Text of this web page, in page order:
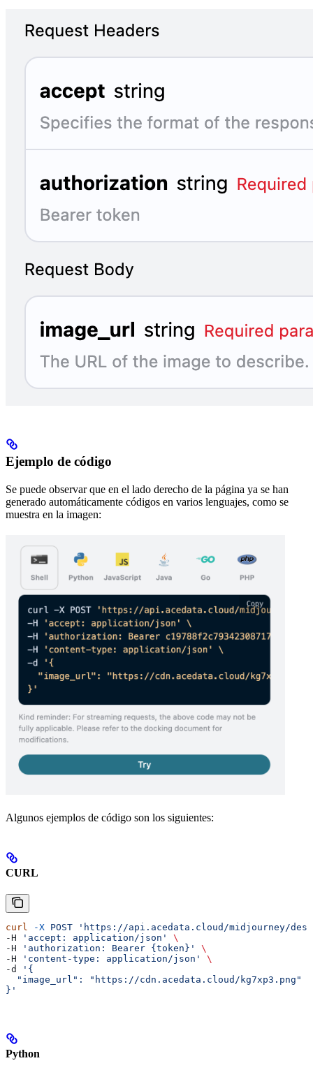
Ejemplo de código
Se puede observar que en el lado derecho de la página ya se han
generado automáticamente códigos en varios lenguajes, como se
muestra en la imagen:
Algunos ejemplos de código son los siguientes:
CURL
curl -X POST 'https://api.acedata.cloud/midjourney/
-H
'accept: application/json'
\
-H
'authorization: Bearer {token}'
\
-H
'content-type: application/json'
\
-d
'{
  "image_url": "https://cdn.acedata.cloud/kg7xp3.png"
}'
Python